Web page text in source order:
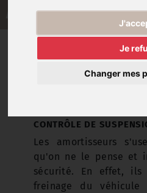
Je
Changer mes
CONTRÔLE DE
Les amortisseurs
qu'on ne le pense et
sécurité. En effet,
freinage du